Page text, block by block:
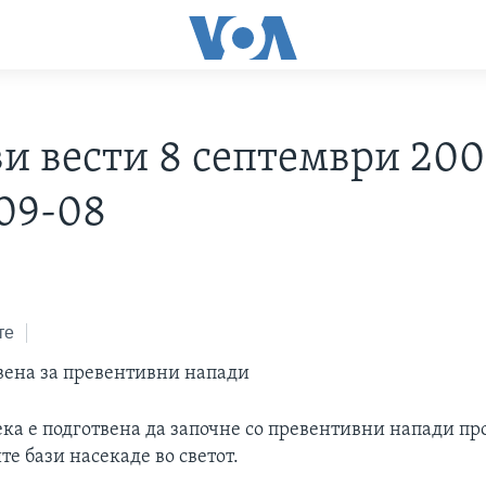
вести 8 септември
08
за превентивни напади
е подготвена да започне со превентивни напади
бази насекаде во светот.